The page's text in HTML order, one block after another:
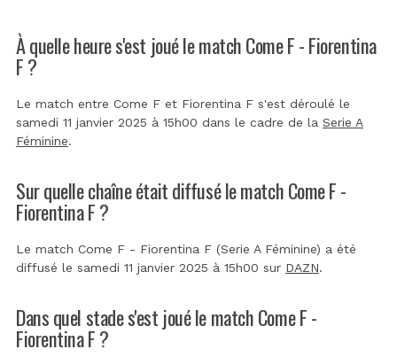
À quelle heure s'est joué le match Come F - Fiorentina
F ?
Le match entre Come F et Fiorentina F s'est déroulé le
samedi 11 janvier 2025 à 15h00 dans le cadre de la Serie A
Féminine.
Sur quelle chaîne était diffusé le match Come F -
Fiorentina F ?
Le match Come F - Fiorentina F (Serie A Féminine) a été
diffusé le samedi 11 janvier 2025 à 15h00 sur DAZN.
Dans quel stade s'est joué le match Come F -
Fiorentina F ?